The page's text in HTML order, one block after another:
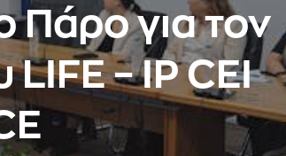
Πάρο για τον
– IP CEI